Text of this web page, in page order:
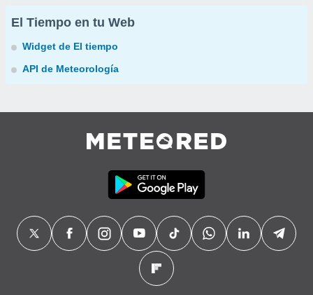
El Tiempo en tu Web
Widget de El tiempo
API de Meteorología